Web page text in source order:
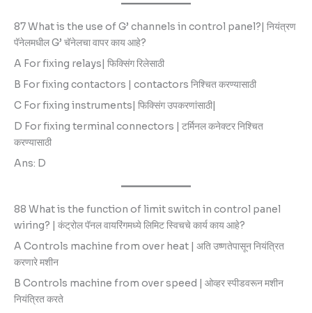
87 What is the use of G’ channels in control panel?| नियंत्रण
पॅनेलमधील G’ चॅनेलचा वापर काय आहे?
A For fixing relays| फिक्सिंग रिलेसाठी
B For fixing contactors | contactors निश्चित करण्यासाठी
C For fixing instruments| फिक्सिंग उपकरणांसाठी|
D For fixing terminal connectors | टर्मिनल कनेक्टर निश्चित
करण्यासाठी
Ans: D
88 What is the function of limit switch in control panel
wiring? | कंट्रोल पॅनल वायरिंगमध्ये लिमिट स्विचचे कार्य काय आहे?
A Controls machine from over heat | अति उष्णतेपासून नियंत्रित
करणारे मशीन
B Controls machine from over speed | ओव्हर स्पीडवरून मशीन
नियंत्रित करते